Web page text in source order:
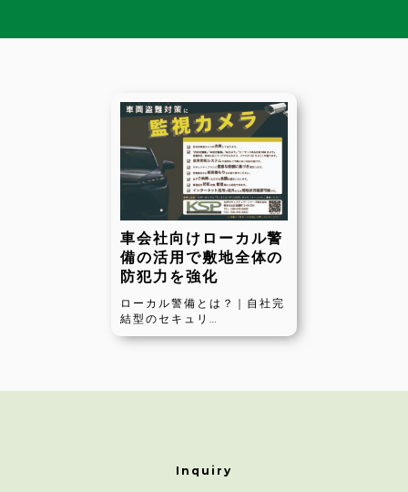
車会社向けローカル警
備の活用で敷地全体の
防犯力を強化
ローカル警備とは？｜自社完
結型のセキュリ…